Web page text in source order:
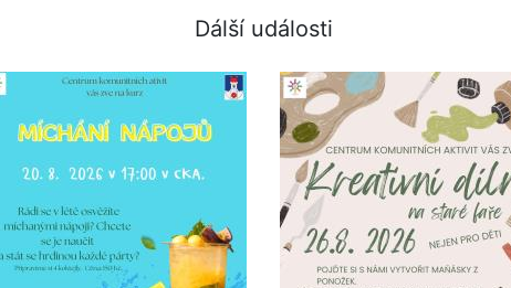
Dálší události